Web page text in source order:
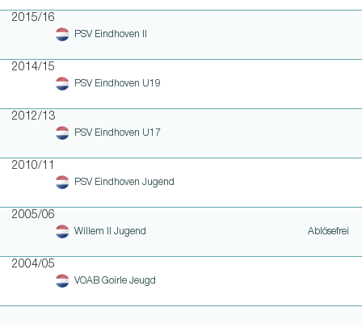
2015/16
PSV Eindhoven II
2014/15
PSV Eindhoven U19
2012/13
PSV Eindhoven U17
2010/11
PSV Eindhoven Jugend
2005/06
Willem II Jugend Ablösefrei
2004/05
VOAB Goirle Jeugd